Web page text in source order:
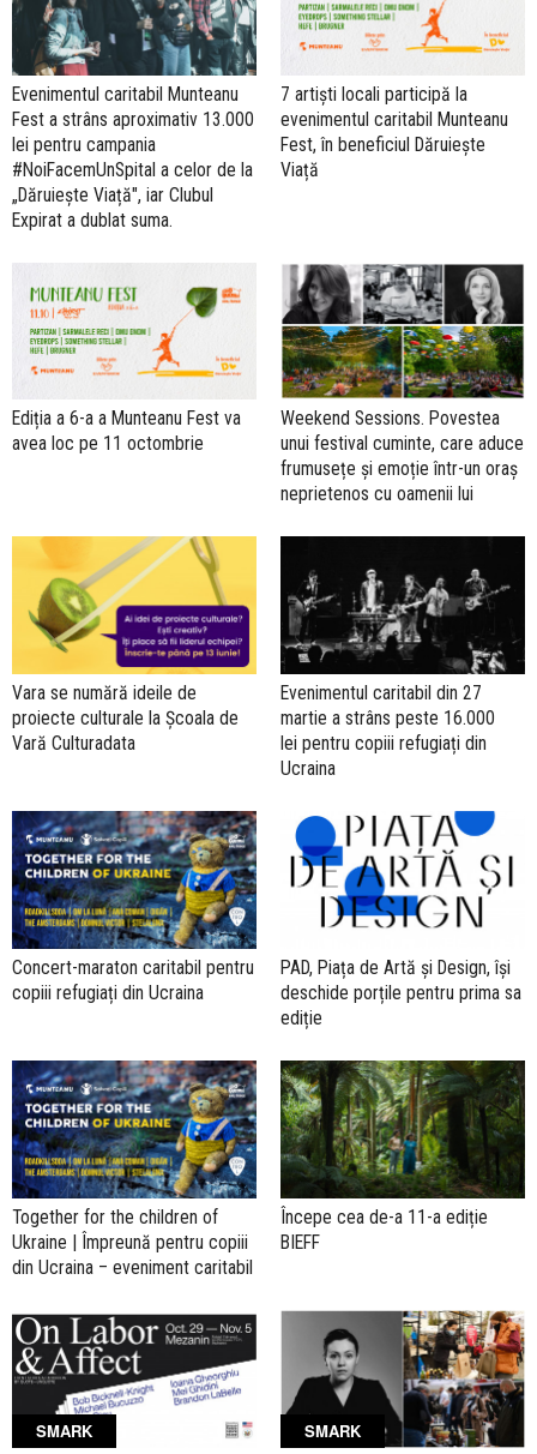
Evenimentul caritabil Munteanu
Fest a strâns aproximativ 13.000
lei pentru campania
#NoiFacemUnSpital a celor de la
„Dăruiește Viață", iar Clubul
Expirat a dublat suma.
7 artiști locali participă la
evenimentul caritabil Munteanu
Fest, în beneficiul Dăruiește
Viață
Ediția a 6-a a Munteanu Fest va
avea loc pe 11 octombrie
Weekend Sessions. Povestea
unui festival cuminte, care aduce
frumusețe și emoție într-un oraș
neprietenos cu oamenii lui
Vara se numără ideile de
proiecte culturale la Școala de
Vară Culturadata
Evenimentul caritabil din 27
martie a strâns peste 16.000
lei pentru copiii refugiați din
Ucraina
Concert-maraton caritabil pentru
copiii refugiați din Ucraina
PAD, Piața de Artă și Design, își
deschide porțile pentru prima sa
ediție
Together for the children of
Ukraine | Împreună pentru copiii
din Ucraina – eveniment caritabil
Începe cea de-a 11-a ediție
BIEFF
SMARK
SMARK